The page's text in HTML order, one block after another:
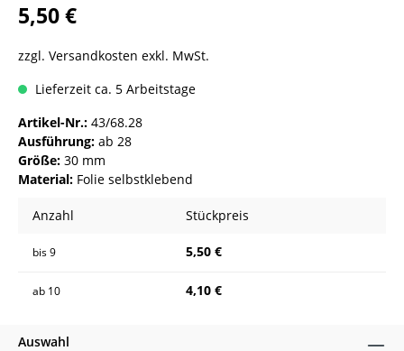
5,50 €
zzgl. Versandkosten exkl. MwSt.
Lieferzeit ca. 5 Arbeitstage
Artikel-Nr.: 43/68.28
Ausführung: ab 28
Größe: 30 mm
Material: Folie selbstklebend
Anzahl Stückpreis
bis9 5,50 €
ab 10 4,10 €
Auswahl